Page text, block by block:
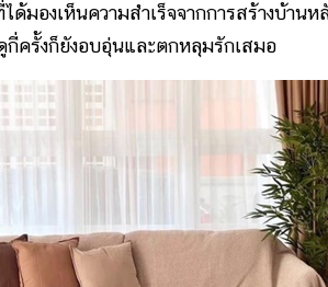
ด้มองเห็นความสำเร็จจากการสร้างบ้าน
กี่ครั้งก็ยังอบอุ่นและตกหลุมรักเสมอ